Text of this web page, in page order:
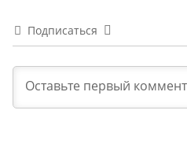
Подписаться